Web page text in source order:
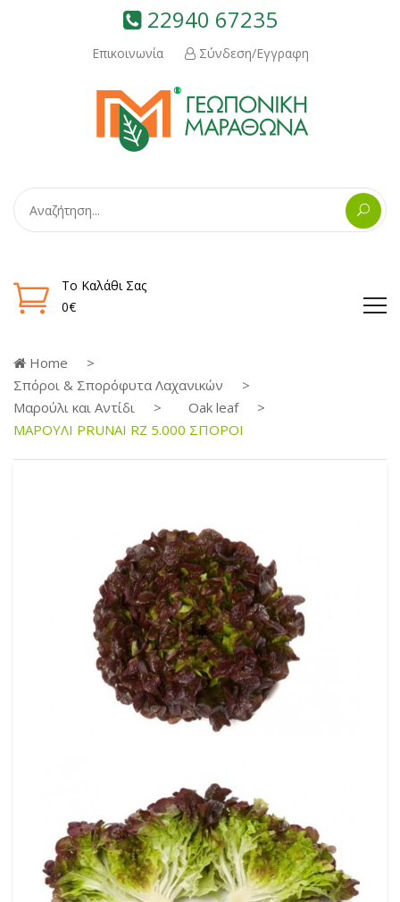
22940 67235
Επικοινωνία Σύνδεση/Εγγραφη
Το Καλάθι Σας
0€
Home
Σπόροι & Σπορόφυτα Λαχανικών
Μαρούλι και Αντίδι
Oak leaf
ΜΑΡΟΥΛΙ PRUNAI RZ 5.000 ΣΠΟΡΟΙ